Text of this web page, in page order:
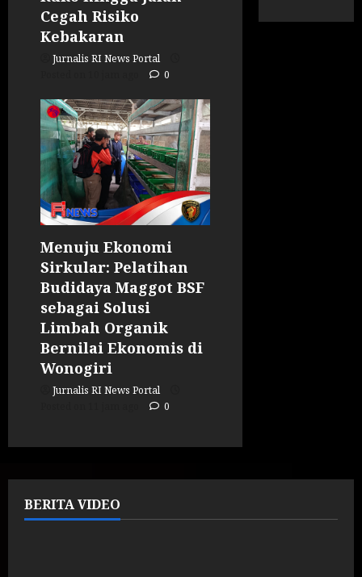
Cegah Risiko
Kebakaran
Jurnalis RI News Portal
0
Menuju Ekonomi
Sirkular: Pelatihan
Budidaya Maggot BSF
sebagai Solusi
Limbah Organik
Bernilai Ekonomis di
Wonogiri
Jurnalis RI News Portal
0
BERITA VIDEO